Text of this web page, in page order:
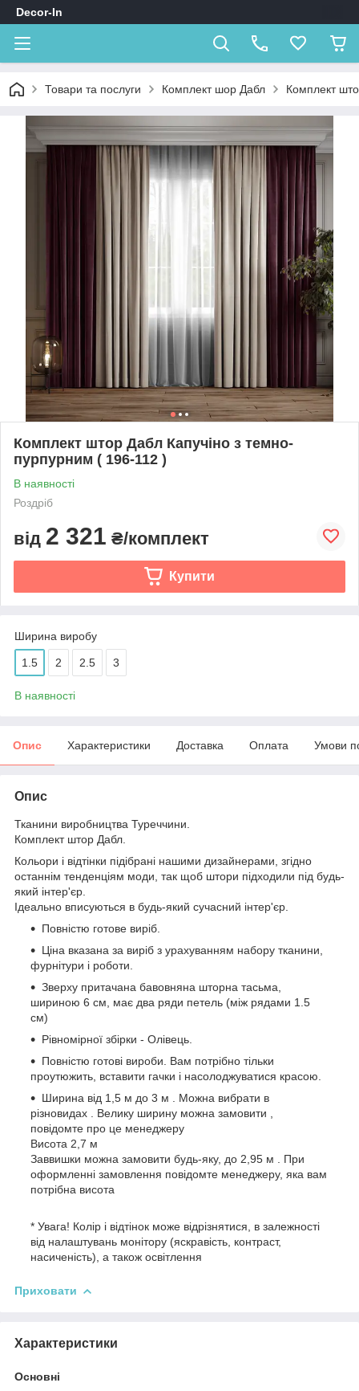
Decor-In
Товари та послуги Комплект шор Дабл Комплект
Комплект штор Дабл Капучіно з темно-
пурпурним ( 196-112 )
В наявності
Роздріб
від 2 321 ₴/комплект
Купити
Ширина виробу
1.5 2 2.5 3
В наявності
Опис Характеристики Доставка Оплата Умови
Опис
Тканини виробництва Туреччини.
Комплект штор Дабл.
Кольори і відтінки підібрані нашими дизайнерами, згідно
останнім тенденціям моди, так щоб штори підходили під будь-
який інтер'єр.
Ідеально вписуються в будь-який сучасний інтер'єр.
Повністю готове виріб.
Ціна вказана за виріб з урахуванням набору тканини,
фурнітури і роботи.
Зверху притачана бавовняна шторна тасьма,
шириною 6 см, має два ряди петель (між рядами 1.5
см)
Рівномірної збірки - Олівець.
Повністю готові вироби. Вам потрібно тільки
проутюжить, вставити гачки і насолоджуватися красою.
Ширина від 1,5 м до 3 м . Можна вибрати в
різновидах . Велику ширину можна замовити ,
повідомте про це менеджеру
Висота 2,7 м
Заввишки можна замовити будь-яку, до 2,95 м . При
оформленні замовлення повідомте менеджеру, яка вам
потрібна висота
* Увага! Колір і відтінок може відрізнятися, в залежності
від налаштувань монітору (яскравість, контраст,
насиченість), а також освітлення
Приховати
Характеристики
Основні